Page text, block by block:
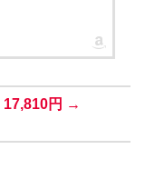
17,810円 →